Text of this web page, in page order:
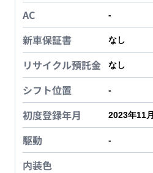
AC -
新車保証書 なし
リサイクル預託金 なし
シフト位置 -
初度登録年月 2023年11月
駆動 -
内装色